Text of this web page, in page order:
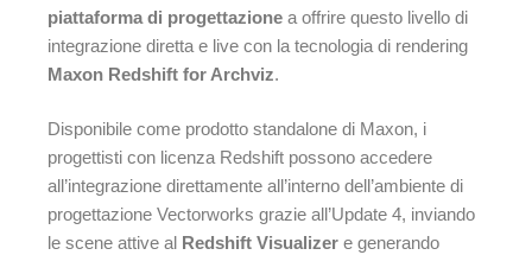
piattaforma di progettazione a offrire questo livello di
integrazione diretta e live con la tecnologia di rendering
Maxon Redshift for Archviz.
Disponibile come prodotto standalone di Maxon, i
progettisti con licenza Redshift possono accedere
all’integrazione direttamente all’interno dell’ambiente di
progettazione Vectorworks grazie all’Update 4, inviando
le scene attive al Redshift Visualizer e generando